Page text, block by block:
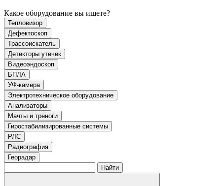
Какое оборудование вы ищете?
Тепловизор
Дефектоскоп
Трассоискатель
Детекторы утечек
Видеоэндоскоп
БПЛА
УФ-камера
Электротехническое оборудование
Анализаторы
Мачты и треноги
Гиростабилизированные системы
РЛС
Радиография
Георадар
Найти